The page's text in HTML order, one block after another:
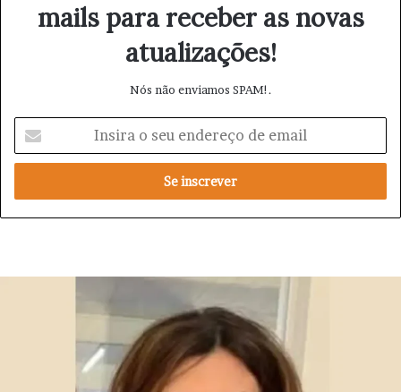
mails para receber as novas
atualizações!
Nós não enviamos SPAM!.
s
r
a
e